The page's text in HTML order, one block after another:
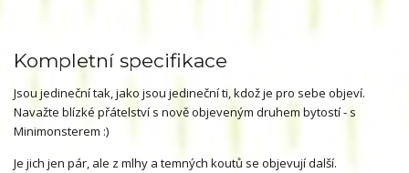
Kompletní specifikace
Jsou jedineční tak, jako jsou jedineční ti, kdož je pro sebe objeví.
Navažte blízké přátelství s nově objeveným druhem bytostí - s
Minimonsterem :)
Je jich jen pár, ale z mlhy a temných koutů se objevují další.